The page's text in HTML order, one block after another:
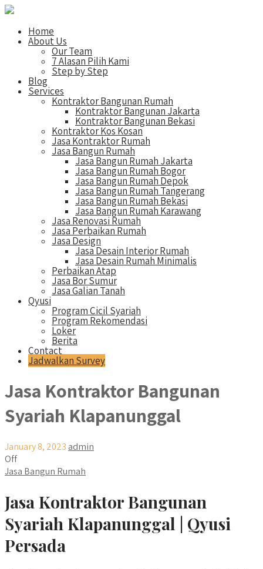
Home
About Us
Our Team
7 Alasan Pilih Kami
Step by Step
Blog
Services
Kontraktor Bangunan Rumah
Kontraktor Bangunan Jakarta
Kontraktor Bangunan Bekasi
Kontraktor Kos Kosan
Jasa Kontraktor Rumah
Jasa Bangun Rumah
Jasa Bangun Rumah Jakarta
Jasa Bangun Rumah Bogor
Jasa Bangun Rumah Depok
Jasa Bangun Rumah Tangerang
Jasa Bangun Rumah Bekasi
Jasa Bangun Rumah Karawang
Jasa Renovasi Rumah
Jasa Perbaikan Rumah
Jasa Design
Jasa Desain Interior Rumah
Jasa Desain Rumah Minimalis
Perbaikan Atap
Jasa Bor Sumur
Jasa Galian Tanah
Qyusi
Program Cicil Syariah
Program Rekomendasi
Loker
Berita
Contact
Jadwalkan Survey
Jasa Kontraktor Bangunan
Syariah Klapanunggal
January 8, 2023 admin
Off
Jasa Bangun Rumah
Jasa Kontraktor Bangunan
Syariah Klapanunggal | Qyusi
Persada